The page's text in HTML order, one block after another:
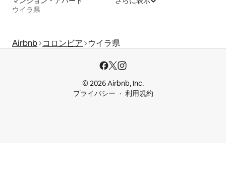
ウイラ県
Airbnb コロンビア ウイラ県
© 2026 Airbnb, Inc.
プライバシー
利用規約